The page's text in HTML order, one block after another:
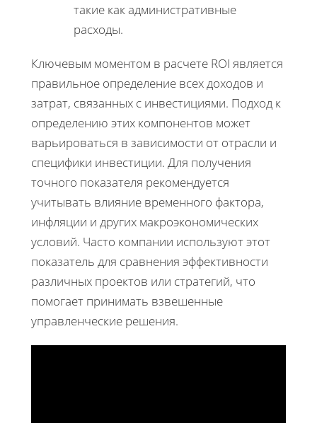
такие как административные
расходы.
Ключевым моментом в расчете ROI является
правильное определение всех доходов и
затрат, связанных с инвестициями. Подход к
определению этих компонентов может
варьироваться в зависимости от отрасли и
специфики инвестиции. Для получения
точного показателя рекомендуется
учитывать влияние временного фактора,
инфляции и других макроэкономических
условий. Часто компании используют этот
показатель для сравнения эффективности
различных проектов или стратегий, что
помогает принимать взвешенные
управленческие решения.